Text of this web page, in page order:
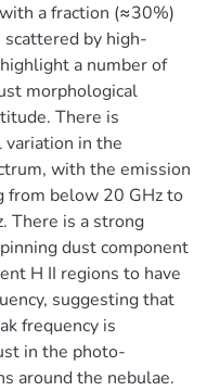
a fraction (≈30%)
by high-
a number of
morphological
There is
in the
with the emission
from below 20 GHz to
There is a strong
dust component
H II regions to have
suggesting that
frequency is
in the photo-
around the nebulae.